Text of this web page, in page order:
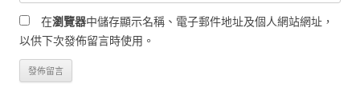
在瀏覽器中儲存顯示名稱、電子郵件地址及個人網站網址，
以供下次發佈留言時使用。